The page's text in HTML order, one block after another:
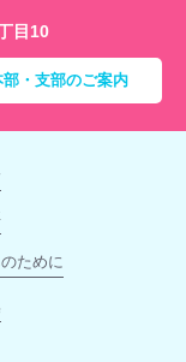
目10
部・支部のご案内
ために